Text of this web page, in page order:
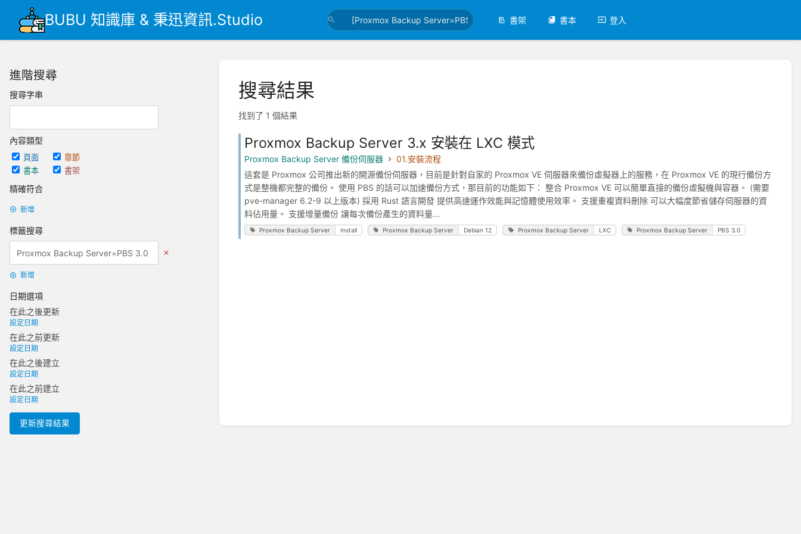
BUBU 知識庫 & 秉迅資訊.Studio 書架 書本 登入
進階搜尋
搜尋字串
內容類型
頁面
章節
書本
書架
精確符合
新增
標籤搜尋
新增
日期選項
在此之後更新
設定日期
在此之前更新
設定日期
在此之後建立
設定日期
在此之前建立
設定日期
更新搜尋結果
搜尋結果
找到了 1 個結果
Proxmox Backup Server 3.x 安裝在 LXC 模式
Proxmox Backup Server 備份伺服器
01.安裝流程
這套是 Proxmox 公司推出新的開源備份伺服器，目前是針對自家的 Proxmox VE 伺服器來備份虛擬器上的服務，在 Proxmox VE 的現行備份方
式是整機都完整的備份。 使用 PBS 的話可以加速備份方式，那目前的功能如下： 整合 Proxmox VE 可以簡單直接的備份虛擬機與容器。 (需要
pve-manager 6.2-9 以上版本) 採用 Rust 語言開發 提供高速運作效能與記憶體使用效率。 支援重複資料刪除 可以大幅度節省儲存伺服器的資
料佔用量。 支援增量備份 讓每次備份產生的資料量...
Proxmox Backup Server Install Proxmox Backup Server Debian 12 Proxmox Backup Server LXC Proxmox Backup Server PBS 3.0